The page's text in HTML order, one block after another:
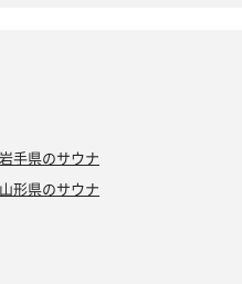
岩手県のサウナ
山形県のサウナ